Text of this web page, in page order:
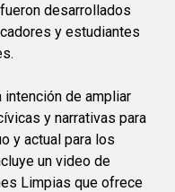
desarrollados
y estudiantes
intención de ampliar
y narrativas para
y actual para los
un video de
Limpias que ofrece